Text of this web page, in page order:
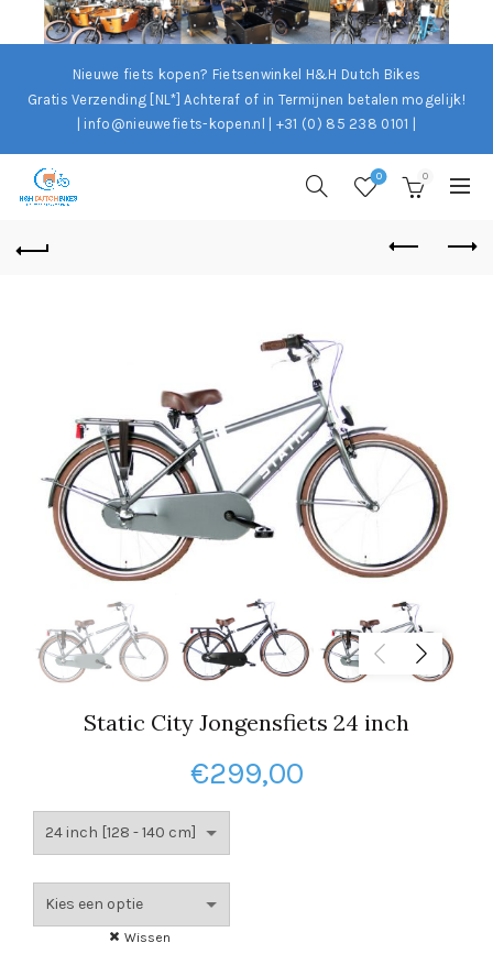
Nieuwe fiets kopen? Fietsenwinkel H&H Dutch Bikes
Gratis Verzending [NL*] Achteraf of in Termijnen betalen mogelijk!
| info@nieuwefiets-kopen.nl | +31 (0) 85 238 0101 |
0 0
Static City Jongensfiets 24 inch
€299,00
Wissen